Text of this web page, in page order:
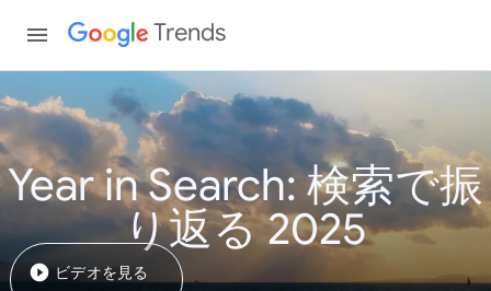
Trends
Year in Search: 検索で振
り返る 2025
ビデオを見る